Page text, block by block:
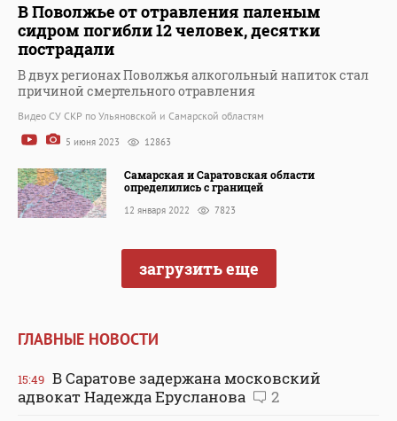
В Поволжье от отравления паленым
сидром погибли 12 человек, десятки
пострадали
В двух регионах Поволжья алкогольный напиток стал
причиной смертельного отравления
Видео СУ СКР по Ульяновской и Самарской областям
5 июня 2023 12863
Самарская и Саратовская области
определились с границей
12 января 2022 7823
загрузить еще
ГЛАВНЫЕ НОВОСТИ
15:49 В Саратове задержана московский
адвокат Надежда Ерусланова
2